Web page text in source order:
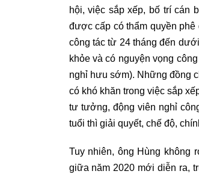
hội, việc sắp xếp, bố trí cán
được cấp có thẩm quyền
công tác từ 24 tháng đến
khỏe và có nguyện vọng
nghỉ hưu sớm). Những đồng
có khó khăn trong việc sắp
tư tưởng, động viên nghỉ
tuổi thì giải quyết, chế độ,
Tuy nhiên, ông Hùng
giữa năm 2020 mới diễn ra,